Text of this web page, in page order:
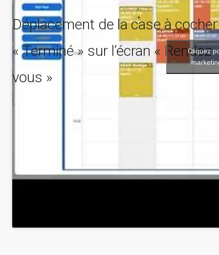
Déplacement de la case à cocher
« Terminé » sur l’écran « Rendez
vous »
Cliquez